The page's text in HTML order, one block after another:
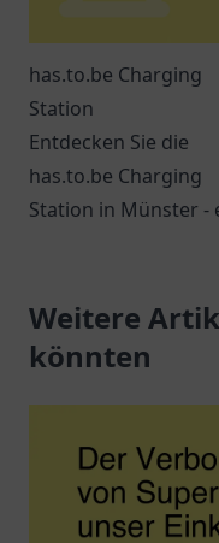
has.to.be Charging
Station
Entdecken Sie die
has.to.be Charging
Station in Münster -
Autofahrer mit
großartigen
Weitere
könnten